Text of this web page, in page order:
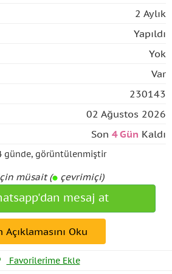
2 Aylık
Yapıldı
Yok
Var
230143
02 Ağustos 2026
Son 4 Gün Kaldı
günde, görüntülenmiştir
müsait ( çevrimiçi)
mesaj at
Açıklamasını Oku
Favorilerime Ekle